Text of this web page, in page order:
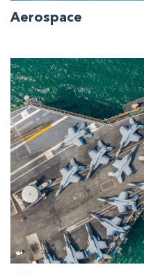
Tecnologie e soluzioni
aerospaziale militare e
Aerospace